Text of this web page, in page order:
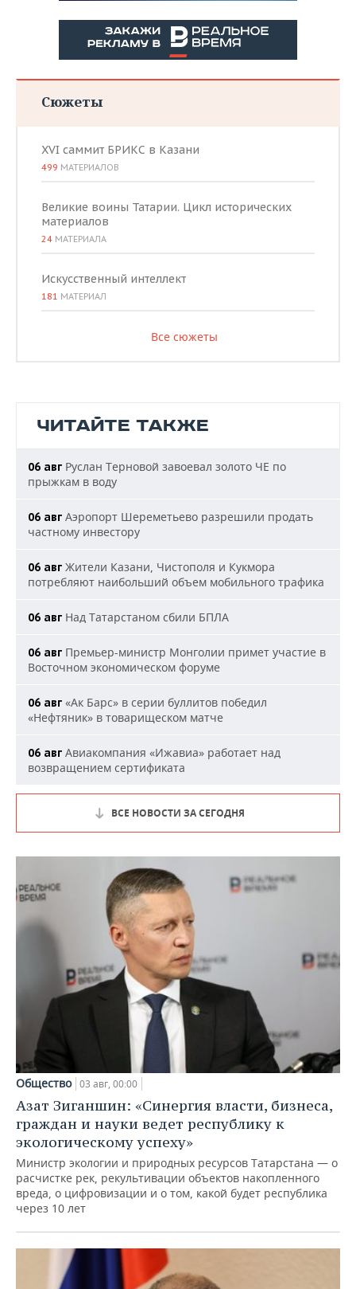
Сюжеты
XVI саммит БРИКС в Казани
499 МАТЕРИАЛОВ
Великие воины Татарии. Цикл исторических
материалов
24 МАТЕРИАЛА
Искусственный интеллект
181 МАТЕРИАЛ
Все сюжеты
ЧИТАЙТЕ ТАКЖЕ
06 авг Руслан Терновой завоевал золото ЧЕ по
прыжкам в воду
06 авг Аэропорт Шереметьево разрешили продать
частному инвестору
06 авг Жители Казани, Чистополя и Кукмора
потребляют наибольший объем мобильного трафика
06 авг Над Татарстаном сбили БПЛА
06 авг Премьер-министр Монголии примет участие в
Восточном экономическом форуме
06 авг «Ак Барс» в серии буллитов победил
«Нефтяник» в товарищеском матче
06 авг Авиакомпания «Ижавиа» работает над
возвращением сертификата
ВСЕ НОВОСТИ ЗА СЕГОДНЯ
Общество 03 авг, 00:00
Азат Зиганшин: «Синергия власти, бизнеса,
граждан и науки ведет республику к
экологическому успеху»
Министр экологии и природных ресурсов Татарстана — о
расчистке рек, рекультивации объектов накопленного
вреда, о цифровизации и о том, какой будет республика
через 10 лет